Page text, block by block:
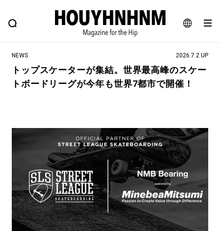
JA
EN
FEATURE BLOG SNAP
ヒップなファッション、カルチャー、ライフスタイルWEBマガジン
#NEW VINTAGE #マイナーグッド図鑑
#路地裏てぃーん。 #MONTHLY JOURNAL
#GH 銘品の所以 #フイナムのYouTube
#Commune H #FOCUS IT
#ととけん #FASHION #MUSIC #MOVIE
#LIFESTYLE #SNEAKER #OUTDOOR
NEWS 2026.7.2 UP
トップスケーターが集結。世界最高峰のスケー
トボードリーグが今年も世界7都市で開催！